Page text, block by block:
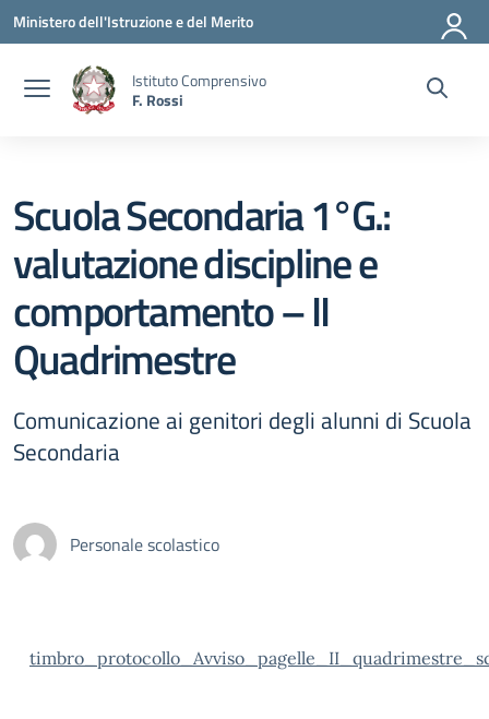
Vai ai contenuti
Vai al menu di navigazione
Vai al footer
Ministero dell'Istruzione e del Merito
Istituto Comprensivo
F. Rossi
Scuola Secondaria 1°G.:
valutazione discipline e
comportamento – II
Quadrimestre
Comunicazione ai genitori degli alunni di Scuola
Secondaria
Personale scolastico